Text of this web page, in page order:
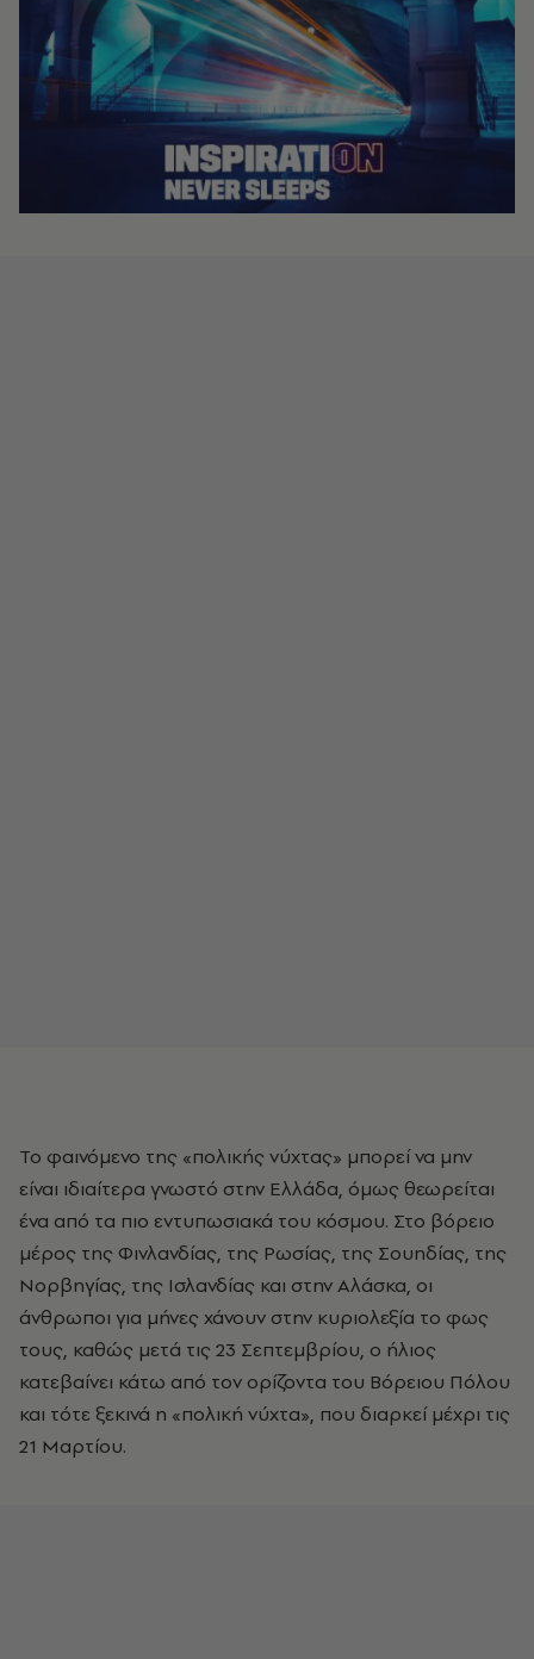
Το φαινόμενο της «πολικής νύχτας» μπορεί να μην
είναι ιδιαίτερα γνωστό στην Ελλάδα, όμως θεωρείται
ένα από τα πιο εντυπωσιακά του κόσμου. Στο βόρειο
μέρος της Φινλανδίας, της Ρωσίας, της Σουηδίας, της
Νορβηγίας, της Ισλανδίας και στην Αλάσκα, οι
άνθρωποι για μήνες χάνουν στην κυριολεξία το φως
τους, καθώς μετά τις 23 Σεπτεμβρίου, ο ήλιος
κατεβαίνει κάτω από τον ορίζοντα του Βόρειου Πόλου
και τότε ξεκινά η «πολική νύχτα», που διαρκεί μέχρι τις
21 Μαρτίου.